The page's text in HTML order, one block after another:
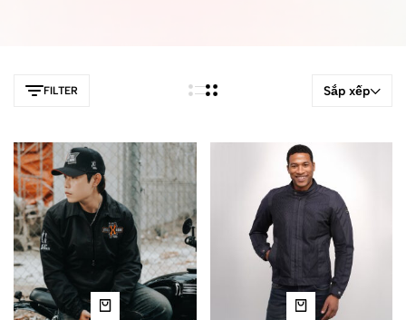
FILTER Sắp xếp